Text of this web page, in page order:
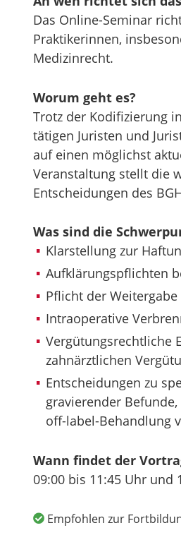
Das Online-Seminar
Praktikerinnen,
Medizinrecht.
Worum geht es?
Trotz der Kodifizierung
tätigen Juristen und
auf einen möglichst
Veranstaltung stellt die
Entscheidungen des
Was sind die
Klarstellung zur
Aufklärungspflichten
Pflicht der
Intraoperative
Vergütungsrechtliche
zahnärztlichen
Entscheidungen zu
gravierender
off-label-Behandlung
Wann findet der
09:00 bis 11:45 Uhrund
Empfohlen zur